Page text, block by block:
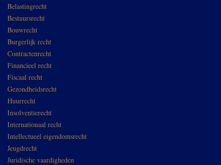
Belastingrecht
Bestuursrecht
Bouwrecht
Burgerlijk recht
Contractenrecht
Financieel recht
Fiscaal recht
Gezondheidsrecht
Huurrecht
Insolventierecht
Internationaal recht
Intellectueel eigendomsrecht
Jeugdrecht
Juridische vaardigheden